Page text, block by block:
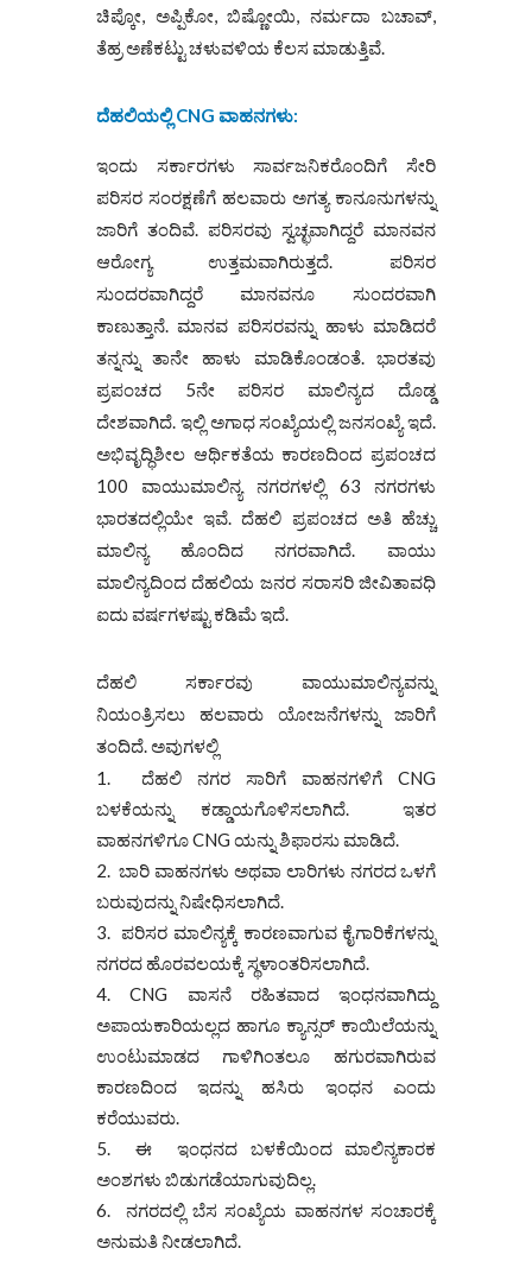
ಚಿಪ್ಕೋ, ಅಪ್ಪಿಕೋ, ಬಿಷ್ಣೋಯಿ, ನರ್ಮದಾ ಬಚಾವ್,
ತೆಹ್ರ ಅಣೆಕಟ್ಟು ಚಳುವಳಿಯ ಕೆಲಸ ಮಾಡುತ್ತಿವೆ.
ದೆಹಲಿಯಲ್ಲಿCNG ವಾಹನಗಳು:
ಇಂದು ಸರ್ಕಾರಗಳು ಸಾರ್ವಜನಿಕರೊಂದಿಗೆ ಸೇರಿ
ಪರಿಸರ ಸಂರಕ್ಷಣೆಗೆ ಹಲವಾರು ಅಗತ್ಯ ಕಾನೂನುಗಳನ್ನು
ಜಾರಿಗೆ ತಂದಿವೆ. ಪರಿಸರವು ಸ್ವಚ್ಛವಾಗಿದ್ದರೆ ಮಾನವನ
ಆರೋಗ್ಯ ಉತ್ತಮವಾಗಿರುತ್ತದೆ. ಪರಿಸರ
ಸುಂದರವಾಗಿದ್ದರೆ ಮಾನವನೂ ಸುಂದರವಾಗಿ
ಕಾಣುತ್ತಾನೆ. ಮಾನವ ಪರಿಸರವನ್ನು ಹಾಳು ಮಾಡಿದರೆ
ತನ್ನನ್ನು ತಾನೇ ಹಾಳು ಮಾಡಿಕೊಂಡಂತೆ. ಭಾರತವು
ಪ್ರಪಂಚದ 5ನೇ ಪರಿಸರ ಮಾಲಿನ್ಯದ ದೊಡ್ಡ
ದೇಶವಾಗಿದೆ. ಇಲ್ಲಿ ಅಗಾಧ ಸಂಖ್ಯೆಯಲ್ಲಿ ಜನಸಂಖ್ಯೆ ಇದೆ.
ಅಭಿವೃದ್ಧಿಶೀಲ ಆರ್ಥಿಕತೆಯ ಕಾರಣದಿಂದ ಪ್ರಪಂಚದ
100 ವಾಯುಮಾಲಿನ್ಯ ನಗರಗಳಲ್ಲಿ 63 ನಗರಗಳು
ಭಾರತದಲ್ಲಿಯೇ ಇವೆ. ದೆಹಲಿ ಪ್ರಪಂಚದ ಅತಿ ಹೆಚ್ಚು
ಮಾಲಿನ್ಯ ಹೊಂದಿದ ನಗರವಾಗಿದೆ. ವಾಯು
ಮಾಲಿನ್ಯದಿಂದ ದೆಹಲಿಯ ಜನರ ಸರಾಸರಿ ಜೀವಿತಾವಧಿ
ಐದು ವರ್ಷಗಳಷ್ಟು ಕಡಿಮೆ ಇದೆ.
ದೆಹಲಿ ಸರ್ಕಾರವು ವಾಯುಮಾಲಿನ್ಯವನ್ನು
ನಿಯಂತ್ರಿಸಲು ಹಲವಾರು ಯೋಜನೆಗಳನ್ನು ಜಾರಿಗೆ
ತಂದಿದೆ. ಅವುಗಳಲ್ಲಿ
ದೆಹಲಿ ನಗರ ಸಾರಿಗೆ ವಾಹನಗಳಿಗೆ CNG
ಬಳಕೆಯನ್ನು ಕಡ್ಡಾಯಗೊಳಿಸಲಾಗಿದೆ. ಇತರ
ವಾಹನಗಳಿಗೂ CNG ಯನ್ನು ಶಿಫಾರಸು ಮಾಡಿದೆ.
ಬಾರಿ ವಾಹನಗಳು ಅಥವಾ ಲಾರಿಗಳು ನಗರದ ಒಳಗೆ
ಬರುವುದನ್ನು ನಿಷೇಧಿಸಲಾಗಿದೆ.
ಪರಿಸರ ಮಾಲಿನ್ಯಕ್ಕೆ ಕಾರಣವಾಗುವ ಕೈಗಾರಿಕೆಗಳನ್ನು
ನಗರದ ಹೊರವಲಯಕ್ಕೆ ಸ್ಥಳಾಂತರಿಸಲಾಗಿದೆ.
CNG ವಾಸನೆ ರಹಿತವಾದ ಇಂಧನವಾಗಿದ್ದು
ಅಪಾಯಕಾರಿಯಲ್ಲದ ಹಾಗೂ ಕ್ಯಾನ್ಸರ್ ಕಾಯಿಲೆಯನ್ನು
ಉಂಟುಮಾಡದ ಗಾಳಿಗಿಂತಲೂ ಹಗುರವಾಗಿರುವ
ಕಾರಣದಿಂದ ಇದನ್ನು ಹಸಿರು ಇಂಧನ ಎಂದು
ಕರೆಯುವರು.
ಈ ಇಂಧನದ ಬಳಕೆಯಿಂದ ಮಾಲಿನ್ಯಕಾರಕ
ಅಂಶಗಳು ಬಿಡುಗಡೆಯಾಗುವುದಿಲ್ಲ.
ನಗರದಲ್ಲಿ ಬೆಸ ಸಂಖ್ಯೆಯ ವಾಹನಗಳ ಸಂಚಾರಕ್ಕೆ
ಅನುಮತಿ ನೀಡಲಾಗಿದೆ.